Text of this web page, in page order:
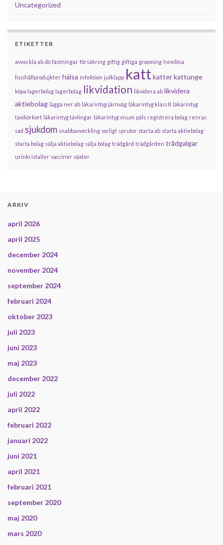
Uncategorized
ETIKETTER
avveckla ab dö fästningar försäkring giftig giftiga grooming hemlösa
hushållprodujkter hälsa infektion julklapp kattkatterkattunge
köpa lagerbolag lagerbolag likvidation likvidera ab likvidera
aktiebolag lägga ner ab läkarintyg järnväg läkarintyg klass 8 läkarintyg
taxikörkort läkarintyg tävlingar läkarintyg visum päls registrera bolag renras
sad sjukdom snabbavveckling sorligt sprutor starta ab starta aktiebolag
starta bolag sälja aktiebolag sälja bolag trädgård trädgården trådgalgar
urinkristaller vacciner växter
ARKIV
april 2026
april 2025
december 2024
november 2024
september 2024
februari 2024
oktober 2023
juli 2023
juni 2023
maj 2023
december 2022
juli 2022
april 2022
februari 2022
januari 2022
juni 2021
april 2021
februari 2021
september 2020
maj 2020
mars 2020